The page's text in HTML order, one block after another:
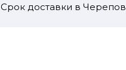
Срок доставки в